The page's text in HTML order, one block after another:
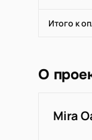
Итого к
О
Mira